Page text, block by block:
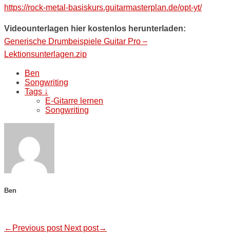
https://rock-metal-basiskurs.guitarmasterplan.de/opt-yt/
Videounterlagen hier kostenlos herunterladen:
Generische Drumbeispiele Guitar Pro –
Lektionsunterlagen.zip
Ben
Songwriting
Tags ↓
E-Gitarre lernen
Songwriting
Ben
←Previous post Next post→